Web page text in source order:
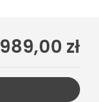
989,00 zł